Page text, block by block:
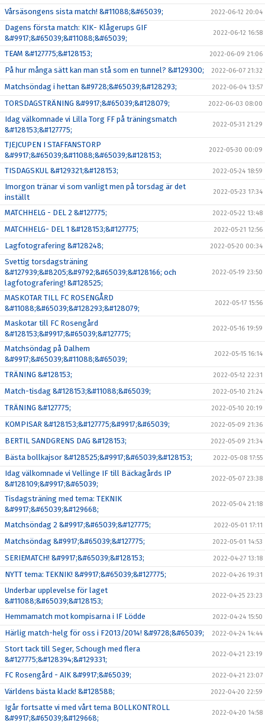
Vårsäsongens sista match! &#11088;&#65039; 2022-06-12 20:04
Dagens första match: KIK- Klågerups GIF
&#9917;&#65039;&#11088;&#65039;
2022-06-12 16:58
TEAM &#127775;&#128153; 2022-06-09 21:06
På hur många sätt kan man stå som en tunnel? &#129300; 2022-06-07 21:32
Matchsöndag i hettan &#9728;&#65039;&#128293; 2022-06-04 13:57
TORSDAGSTRÄNING &#9917;&#65039;&#128079; 2022-06-03 08:00
Idag välkomnade vi Lilla Torg FF på träningsmatch
&#128153;&#127775;
2022-05-31 21:29
TJEJCUPEN I STAFFANSTORP
&#9917;&#65039;&#11088;&#65039;&#128153;
2022-05-30 00:09
TISDAGSKUL &#129321;&#128153; 2022-05-24 18:59
Imorgon tränar vi som vanligt men på torsdag är det
inställt
2022-05-23 17:34
MATCHHELG - DEL 2 &#127775; 2022-05-22 13:48
MATCHHELG- DEL 1 &#128153;&#127775; 2022-05-21 12:56
Lagfotografering &#128248; 2022-05-20 00:34
Svettig torsdagsträning
&#127939;&#8205;&#9792;&#65039;&#128166; och
lagfotografering! &#128525;
2022-05-19 23:50
MASKOTAR TILL FC ROSENGÅRD
&#11088;&#65039;&#128293;&#128079;
2022-05-17 15:56
Maskotar till FC Rosengård
&#128153;&#9917;&#65039;&#127775;
2022-05-16 19:59
Matchsöndag på Dalhem
&#9917;&#65039;&#11088;&#65039;
2022-05-15 16:14
TRÄNING &#128153; 2022-05-12 22:31
Match-tisdag &#128153;&#11088;&#65039; 2022-05-10 21:24
TRÄNING &#127775; 2022-05-10 20:19
KOMPISAR &#128153;&#127775;&#9917;&#65039; 2022-05-09 21:36
BERTIL SANDGRENS DAG &#128153; 2022-05-09 21:34
Bästa bollkajsor &#128525;&#9917;&#65039;&#128153; 2022-05-08 17:55
Idag välkomnade vi Vellinge IF till Bäckagårds IP
&#128109;&#9917;&#65039;
2022-05-07 23:38
Tisdagsträning med tema: TEKNIK
&#9917;&#65039;&#129668;
2022-05-04 21:18
Matchsöndag 2 &#9917;&#65039;&#127775; 2022-05-01 17:11
Matchsöndag &#9917;&#65039;&#127775; 2022-05-01 14:53
SERIEMATCH! &#9917;&#65039;&#128153; 2022-04-27 13:18
NYTT tema: TEKNIK! &#9917;&#65039;&#127775; 2022-04-26 19:31
Underbar upplevelse för laget
&#11088;&#65039;&#128153;
2022-04-25 23:23
Hemmamatch mot kompisarna i IF Lödde 2022-04-24 15:50
Härlig match-helg för oss i F2013/2014! &#9728;&#65039; 2022-04-24 14:44
Stort tack till Seger, Schough med flera
&#127775;&#128394;&#129331;
2022-04-21 23:19
FC Rosengård - AIK &#9917;&#65039; 2022-04-21 23:07
Världens bästa klack! &#128588; 2022-04-20 22:59
Igår fortsatte vi med vårt tema BOLLKONTROLL
&#9917;&#65039;&#129668;
2022-04-20 14:58